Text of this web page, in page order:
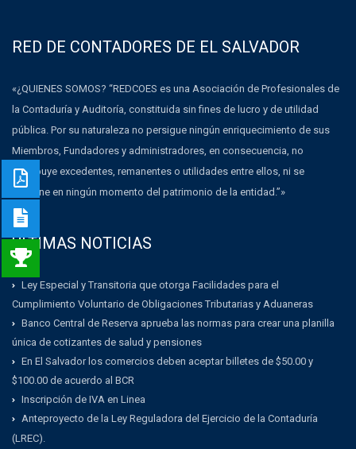
RED DE CONTADORES DE EL SALVADOR
«¿QUIENES SOMOS? “REDCOES es una Asociación de Profesionales de
la Contaduría y Auditoría, constituida sin fines de lucro y de utilidad
pública. Por su naturaleza no persigue ningún enriquecimiento de sus
Miembros, Fundadores y administradores, en consecuencia, no
distribuye excedentes, remanentes o utilidades entre ellos, ni se
dispone en ningún momento del patrimonio de la entidad.”»
ULTIMAS NOTICIAS
Ley Especial y Transitoria que otorga Facilidades para el
Cumplimiento Voluntario de Obligaciones Tributarias y Aduaneras
Banco Central de Reserva aprueba las normas para crear una planilla
única de cotizantes de salud y pensiones
En El Salvador los comercios deben aceptar billetes de $50.00 y
$100.00 de acuerdo al BCR
Inscripción de IVA en Linea
Anteproyecto de la Ley Reguladora del Ejercicio de la Contaduría
(LREC).